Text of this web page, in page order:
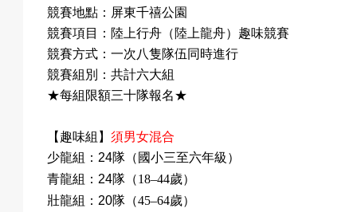
競賽地點：屏東千禧公園
競賽項目：陸上行舟（陸上龍舟）趣味競賽
競賽方式：一次八隻隊伍同時進行
競賽組別：共計六大組
★每組限額三十隊報名★
【趣味組】須男女混合
少龍組：24隊（國小三至六年級）
青龍組：24隊（18–44歲）
壯龍組：20隊（45–64歲）